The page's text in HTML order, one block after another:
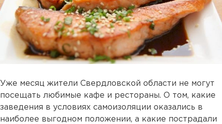
Уже месяц жители Свердловской области не могут
посещать любимые кафе и рестораны. О том, какие
заведения в условиях самоизоляции оказались в
наиболее выгодном положении, а какие пострадали